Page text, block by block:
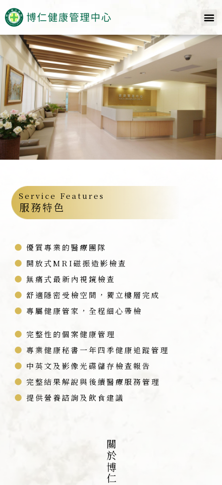
Service Features
服務特色
優質專業的醫療團隊
開放式MRI磁振造影檢查
無痛式最新內視鏡檢查
舒適隱密受檢空間，獨立樓層完成
專屬健康管家，全程細心帶檢
完整性的個案健康管理
專業健康秘書一年四季健康追蹤管理
中英文及影像光碟儲存檢查報告
完整結果解說與後續醫療服務管理
提供營養諮詢及飲食建議
關於博仁